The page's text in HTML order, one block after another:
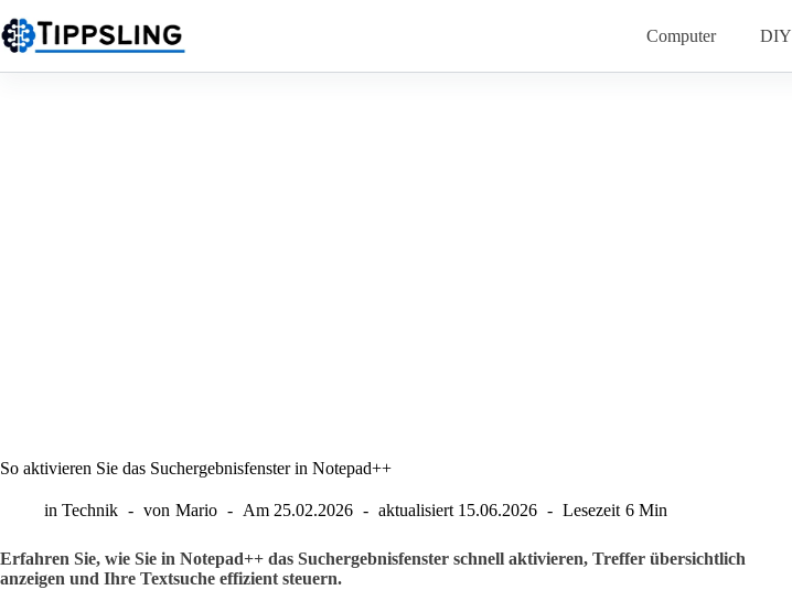
Inhalt
springen
Computer DIY
So aktivieren Sie das Suchergebnisfenster in Notepad++
in Technik von Mario Am 25.02.2026 aktualisiert 15.06.2026 Lesezeit 6 Min
Erfahren Sie, wie Sie in Notepad++ das Suchergebnisfenster schnell aktivieren, Treffer übersichtlich
anzeigen und Ihre Textsuche effizient steuern.